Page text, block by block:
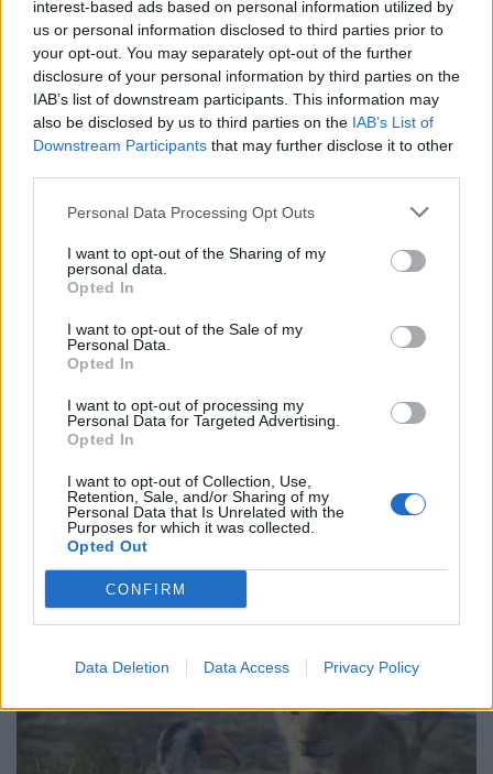
interest-based ads based on personal information utilized by
us or personal information disclosed to third parties prior to
your opt-out. You may separately opt-out of the further
disclosure of your personal information by third parties on the
IAB’s list of downstream participants. This information may
also be disclosed by us to third parties on the IAB’s List of
Downstream Participants that may further disclose it to other
Personal Data Processing Opt Outs
I want to opt-out of the Sharing of my
personal data.
Opted In
I want to opt-out of the Sale of my
Personal Data.
Opted In
I want to opt-out of processing my
Personal Data for Targeted Advertising.
Opted In
I want to opt-out of Collection, Use,
Retention, Sale, and/or Sharing of my
Personal Data that Is Unrelated with the
Purposes for which it was collected.
Opted Out
CONFIRM
Data Deletion Data Access Privacy Policy
Serie B - Risultati Girone 5
Nuovo Salario - US Roma 10-38
Tigri Bari - Colleferro 17-31
Frascati - Messina 53-31
Riposa: Arechi Salerno
Classifica Girone 5
48 - US Roma Rugby
47 - Lazio Rugby 1927 cadetta
42 - CUS Catania
41 - Rugby Nuovo Salario
36 - Frascati Rugby Club 1949
32 - Colleferro Rugby 1965S
25 - Messina Rugby 2016
13 - Tigri Rugby Bari 1980
7 - Arechi Rugby